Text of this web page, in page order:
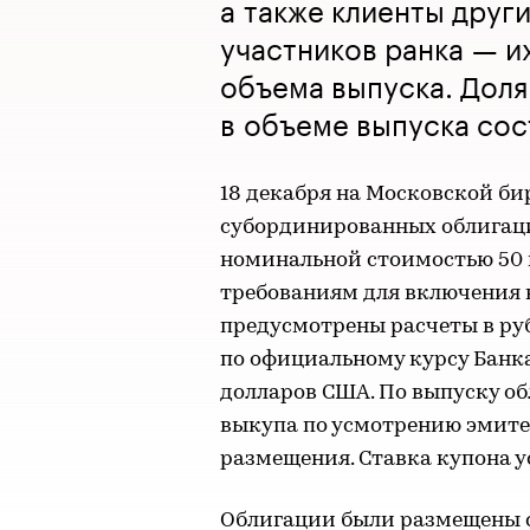
участников ранка —
объема выпуска.
в объеме выпуска
18 декабря на Московской
субординированных
номинальной стоимостью
требованиям для включения
предусмотрены расчеты в
по официальному курсу
долларов США. По выпуску
выкупа по усмотрению
размещения. Ставка купона
Облигации были размещены